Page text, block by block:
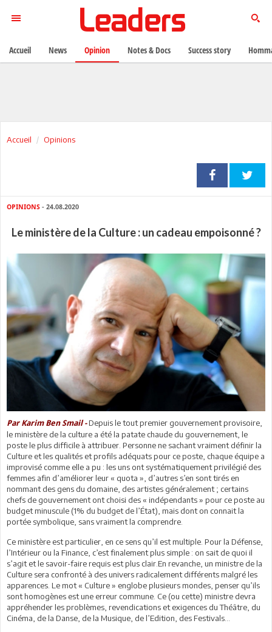
Accueil Opinions
OPINIONS - 24.08.2020
Le ministère de la Culture : un cadeau empoisonné ?
Par Karim Ben Smail -Depuis le tout premier gouvernement provisoire,
le ministère de la culture a été la patate chaude du gouvernement, le
poste le plus difficile à attribuer. Personne ne sachant vraiment définir la
Culture et les qualités et profils adéquats pour ce poste, chaque équipe a
improvisé comme elle a pu : les uns ont systématiquement privilégié des
femmes afin d’améliorer leur « quota », d’autres s’en sont tirés en
nommant des gens du domaine, des artistes généralement ; certains
chefs de gouvernement ont choisi des « indépendants » pour ce poste au
budget minuscule (1% du budget de l’État), mais dont on connait la
portée symbolique, sans vraiment la comprendre.
Ce ministère est particulier, en ce sens qu’il est multiple. Pour la Défense,
l’Intérieur ou la Finance, c’est finalement plus simple : on sait de quoi il
s’agit et le savoir-faire requis est plus clair.En revanche, un ministre de la
Culture sera confronté à des univers radicalement différents malgré les
apparences. Le mot « Culture » englobe plusieurs mondes, penser qu’ils
sont homogènes est une erreur commune. Ce (ou cette) ministre devra
appréhender les problèmes, revendications et exigences du Théâtre, du
Cinéma, de la Danse, de la Musique, de l’Edition, des Festivals…
Accueil News Opinion Notes & Docs Success story